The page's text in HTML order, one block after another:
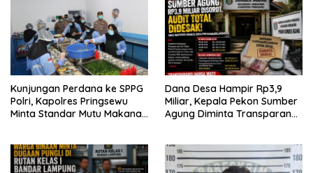
Kunjungan Perdana ke SPPG
Polri, Kapolres Pringsewu
Minta Standar Mutu Makanan
Dana Desa Hampir Rp3,9
Miliar, Kepala Pekon Sumber
Agung Diminta Transparan